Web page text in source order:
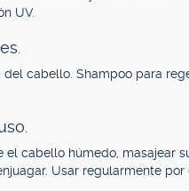
UV.
del cabello. Shampoo para
el cabello húmedo, masajear
Usar regularmente por